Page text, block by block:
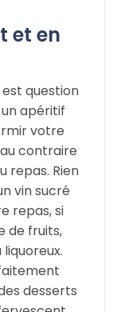
et en
est question
un apéritif
votre
contraire
repas. Rien
vin sucré
repas, si
de fruits,
desserts